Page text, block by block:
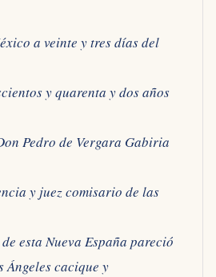
a veinte y tres días del
y quarenta y dos años
Pedro de Vergara Gabiria
y juez comisario de las
esta Nueva España pareció
Ángeles cacique y